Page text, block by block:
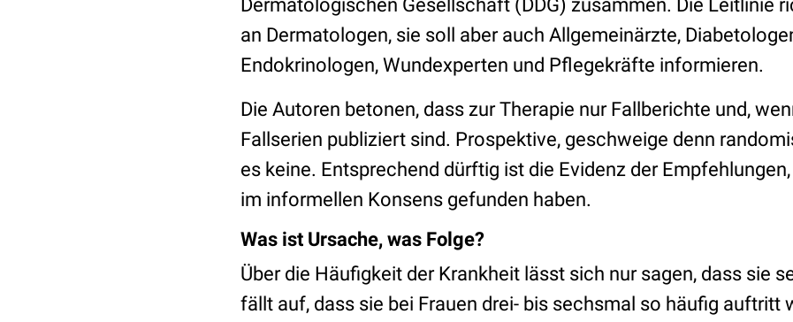
Dermatologischen Gesellschaft (DDG) zusammen. Die Leitlinie
an Dermatologen, sie soll aber auch Allgemeinärzte,
Endokrinologen, Wundexperten und Pflegekräfte informieren.
Die Autoren betonen, dass zur Therapie nur Fallberichte und,
Fallserien publiziert sind. Prospektive, geschweige denn
es keine. Entsprechend dürftig ist die Evidenz der
im informellen Konsens gefunden haben.
Was ist Ursache, was Folge?
Über die Häufigkeit der Krankheit lässt sich nur sagen, dass sie
fällt auf, dass sie bei Frauen drei- bis sechsmal so häufig auftritt